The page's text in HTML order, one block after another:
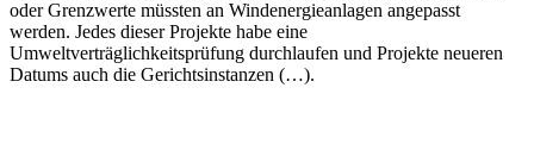
oder Grenzwerte müssten an Windenergieanlagen angepasst
werden. Jedes dieser Projekte habe eine
Umweltverträglichkeitsprüfung durchlaufen und Projekte neueren
Datums auch die Gerichtsinstanzen (…).